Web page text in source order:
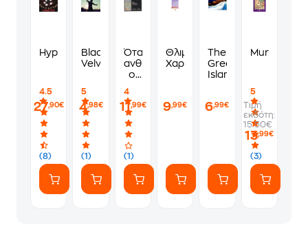
Hypnotize
4.5
(8)
27,90€
Black
Velvet
5
(1)
4,98€
Όταν
ανθίζουν
οι
4
(1)
11,99€
Θλιμμένη
Χαραυγή
9,99€
The
Greek
Islands
6,99€
Murdoku
5
(3)
Τιμή
εκδότη:
15.50€
13,99€